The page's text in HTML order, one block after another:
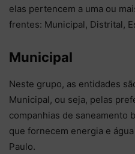
elas pertencem a uma ou
frentes: Municipal, Distrital,
Municipal
Neste grupo, as entidades
Municipal, ou seja, pelas
companhias de saneamento
que fornecem energia e
Paulo.